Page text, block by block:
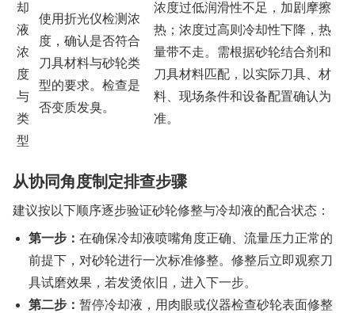
却
液
浓
度
与
类
型
使用折光仪检测浓
度，确认是否符合
刀具材料与砂轮类
型的要求。检查是
否变质发臭。
浓度过低润滑性不足，加剧摩擦
热；浓度过高则冷却性下降，热
量带不走。需根据砂轮结合剂和
刀具材料匹配，以实际刀具、材
料、现场条件和设备配置确认为
准。
从协同角度制定排查步骤
建议按以下顺序逐步验证砂轮修整与冷却液的配合状态：
第一步： 在确保冷却液喷嘴角度正确、流量压力正常的
前提下，对砂轮进行一次标准修整。修整后立即观察刀
具试磨效果，若发烫依旧，进入下一步。
第二步： 暂停冷却液，用肉眼或仪器检查砂轮表面修整